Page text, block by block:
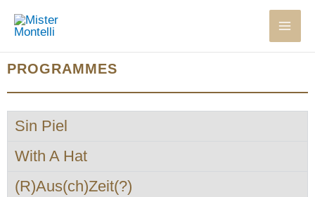
content
PROGRAMMES
Sin Piel
With A Hat
(R)Aus(ch)Zeit(?)